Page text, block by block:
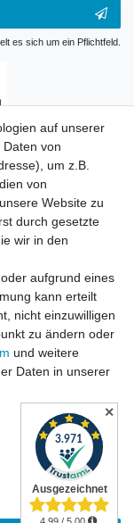
es sich um ein Pflichtfeld.
Impressum|
Kontakt
auf unserer
von
um z.B.
von
Website zu
durch gesetzte
wir in den
aufgrund eines
kann erteilt
nicht einzuwilligen
zu ändern oder
und weitere
Daten in unserer
✕